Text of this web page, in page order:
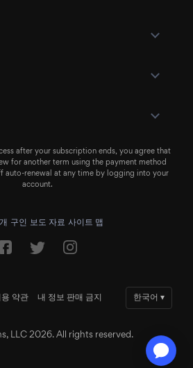
after your subscription ends, you agree that
for another term using the payment method
auto-renewal at any time by logging into your
account.
구인 보도 자료 사이트 맵
용 약관 내 정보 판매 금지 한국어 ▾
LLC 2026. All rights reserved.